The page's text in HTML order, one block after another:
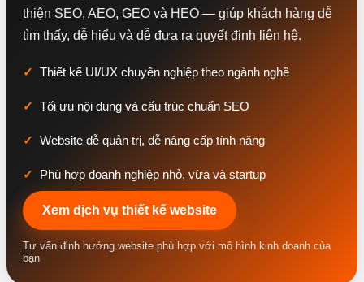
thiện SEO, AEO, GEO và HEO — giúp khách hàng dễ
tìm thấy, dễ hiểu và dễ đưa ra quyết định liên hệ.
Thiết kế UI/UX chuyên nghiệp theo ngành nghề
Tối ưu nội dung và cấu trúc chuẩn SEO
Website dễ quản trị, dễ nâng cấp tính năng
Phù hợp doanh nghiệp nhỏ, vừa và startup
Xem dịch vụ thiết kế website
Tư vấn định hướng website phù hợp với mô hình kinh doanh của
bạn